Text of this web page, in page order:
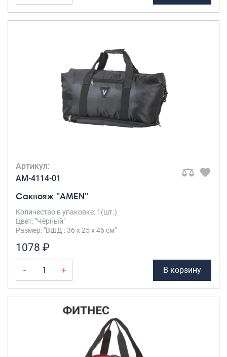
Артикул:
AM-4114-01
Саквояж "AMEN"
Количество в упаковке: 1(шт.)
Цвет: "Чёрный"
Размер: "ВШД : 36 х 25 х 46 см"
1078 ₽
- + В корзину